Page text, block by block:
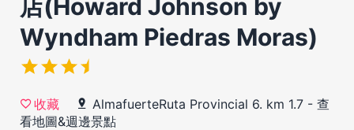
店(Howard Johnson by
Wyndham Piedras Moras)
收藏 AlmafuerteRuta Provincial 6. km 1.7 - 查
看地圖&週邊景點